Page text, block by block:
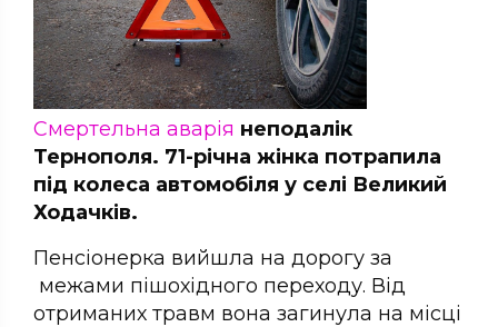
Смертельна аварія неподалік
Тернополя. 71-річна жінка потрапила
під колеса автомобіля у селі Великий
Ходачків.
Пенсіонерка вийшла на дорогу за
межами пішохідного переходу. Від
отриманих травм вона загинула на місці